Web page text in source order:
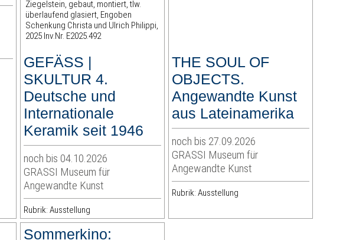
GEFÄSS |
SKULTUR 4.
Deutsche und
Internationale
Keramik seit 1946
noch bis 04.10.2026
GRASSI Museum für
Angewandte Kunst
Rubrik: Ausstellung
THE SOUL OF
OBJECTS.
Angewandte Kunst
aus Lateinamerika
noch bis 27.09.2026
GRASSI Museum für
Angewandte Kunst
Rubrik: Ausstellung
Sommerkino: